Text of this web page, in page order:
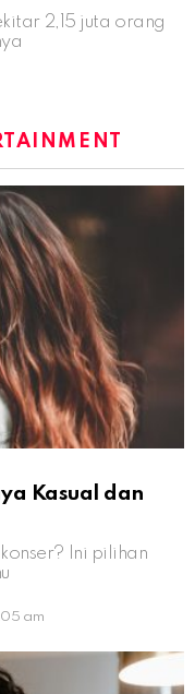
2,15 juta orang
Kasual dan
Ini pilihan
am